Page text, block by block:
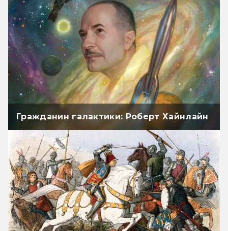
Гражданин галактики: Роберт Хайнлайн